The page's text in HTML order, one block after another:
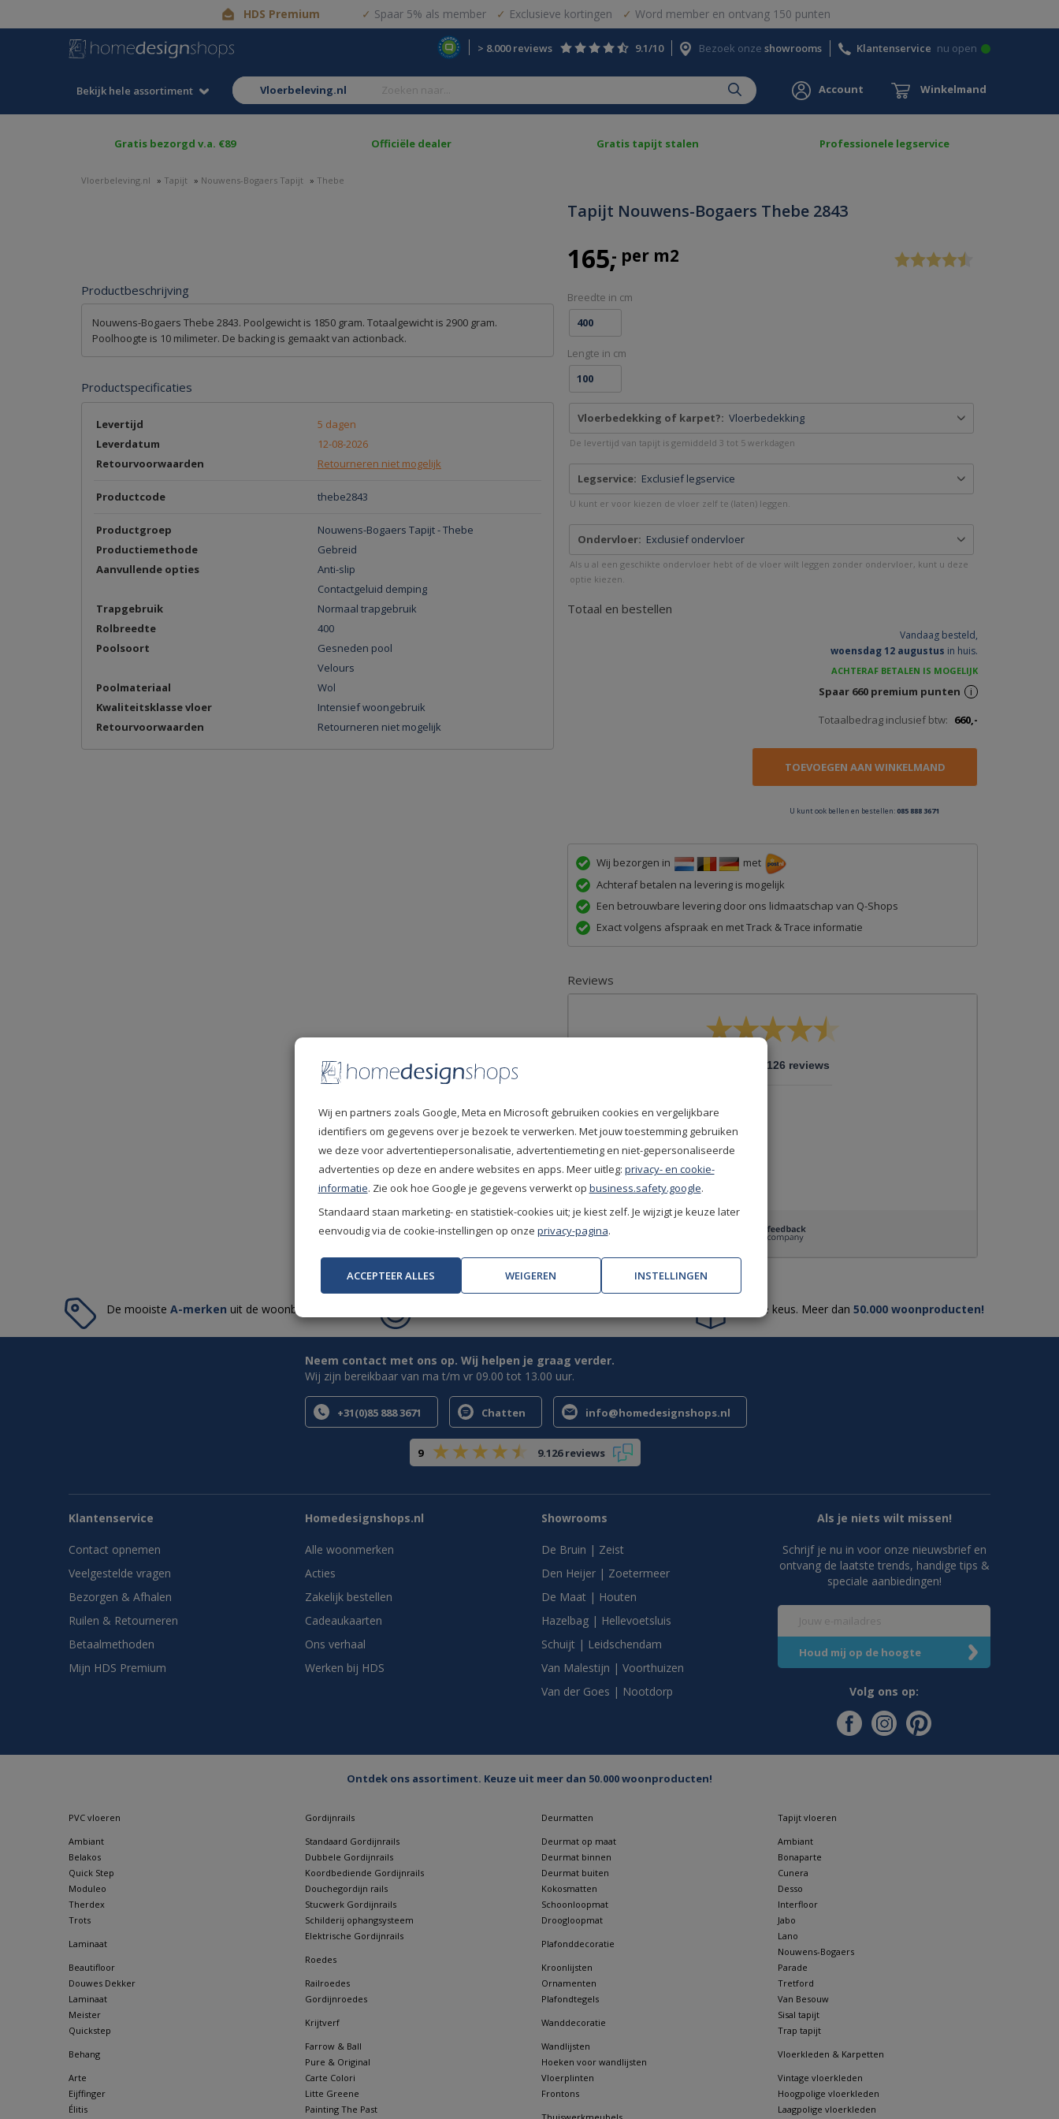
HDS Premium Spaar 5% als member Exclusieve kortingen Word member en ontvang 150 punten
> 8.000 reviews 9.1/10 Bezoek onze showrooms Klantenservice nu open
Bekijk hele assortiment vloerbeleving.nl Account Winkelmand
Gratis bezorgd v.a. €89 Officiële dealer Gratis tapijt stalen Professionele legservice
Vloerbeleving.nl » Tapijt » Nouwens-Bogaers Tapijt » Thebe
Tapijt Nouwens-Bogaers Thebe 2843
Productbeschrijving
Nouwens-Bogaers Thebe 2843. Poolgewicht is 1850 gram. Totaalgewicht is 2900 gram.
Poolhoogte is 10 milimeter. De backing is gemaakt van actionback.
Productspecificaties
Levertijd
5 dagen
Leverdatum
12-08-2026
Retourvoorwaarden
Retourneren niet mogelijk
Productcode thebe2843
Productgroep
Nouwens-Bogaers Tapijt - Thebe
Productiemethode
Gebreid
Aanvullende opties
Anti-slip
Contactgeluid demping
Trapgebruik
Normaal trapgebruik
Rolbreedte
400
Poolsoort
Gesneden pool
Velours
Poolmateriaal
Wol
Kwaliteitsklasse vloer
Intensief woongebruik
Retourvoorwaarden
Retourneren niet mogelijk
165- per m2
Breedte in cm
Lengte in cm
Vloerbedekking of karpet?: Vloerbedekking
De levertijd van tapijt is gemiddeld 3 tot 5 werkdagen
Legservice: Exclusief legservice
U kunt er voor kiezen de vloer zelf te (laten) leggen.
Ondervloer: Exclusief ondervloer
Als u al een geschikte ondervloer hebt of de vloer wilt leggen zonder ondervloer, kunt u deze
optie kiezen.
Totaal en bestellen
Vandaag besteld,
woensdag 12 augustus in huis.
ACHTERAF BETALEN IS MOGELIJK
Spaar 660 premium punten i
Totaalbedrag inclusief btw: 660,-
U kunt ook bellen en bestellen:085 888 3671
Wij bezorgen in
met
Achteraf betalen na levering is mogelijk
Een betrouwbare levering door ons lidmaatschap van Q-Shops
Exact volgens afspraak en met Track & Trace informatie
Reviews
9.126 reviews
10 / 10 Marij Coolen
Goed
10/10
Scheepsatelier
Soepel
De mooiste A-merken uit de woonbranche. Ruime keus. Meer dan 50.000 woonproducten!
Neem contact met ons op. Wij helpen je graag verder.
Wij zijn bereikbaar van ma t/m vr 09.00 tot 13.00 uur.
+31(0)85 888 3671 Chatten info@homedesignshops.nl
9 9.126 reviews
Klantenservice
Contact opnemen
Veelgestelde vragen
Bezorgen & Afhalen
Ruilen & Retourneren
Betaalmethoden
Mijn HDS Premium
Homedesignshops.nl
Alle woonmerken
Acties
Zakelijk bestellen
Cadeaukaarten
Ons verhaal
Werken bij HDS
Showrooms
De Bruin | Zeist
Den Heijer | Zoetermeer
De Maat | Houten
Hazelbag | Hellevoetsluis
Schuijt | Leidschendam
Van Malestijn | Voorthuizen
Van der Goes | Nootdorp
Als je niets wilt missen!
Schrijf je nu in voor onze nieuwsbrief en
ontvang de laatste trends, handige tips &
speciale aanbiedingen!
Volg ons op:
Ontdek ons assortiment. Keuze uit meer dan 50.000 woonproducten!
PVC vloeren
Ambiant
Belakos
Quick Step
Moduleo
Therdex
Trots
Laminaat
Beautifloor
Douwes Dekker
Laminaat
Meister
Quickstep
Behang
Arte
Eijffinger
Élitis
Gordijnrails
Standaard Gordijnrails
Dubbele Gordijnrails
Koordbediende Gordijnrails
Douchegordijn rails
Stucwerk Gordijnrails
Schilderij ophangsysteem
Elektrische Gordijnrails
Roedes
Railroedes
Gordijnroedes
Krijtverf
Farrow & Ball
Pure & Original
Carte Colori
Litte Greene
Painting The Past
Deurmatten
Deurmat op maat
Deurmat binnen
Deurmat buiten
Kokosmatten
Schoonloopmat
Droogloopmat
Plafonddecoratie
Kroonlijsten
Ornamenten
Plafondtegels
Wanddecoratie
Wandlijsten
Hoeken voor wandlijsten
Vloerplinten
Frontons
Tapijt vloeren
Ambiant
Bonaparte
Cunera
Desso
Interfloor
Jabo
Lano
Nouwens-Bogaers
Parade
Tretford
Van Besouw
Sisal tapijt
Trap tapijt
Vloerkleden & Karpetten
Vintage vloerkleden
Hoogpolige vloerkleden
Laagpolige vloerkleden
Wij en partners zoals Google, Meta en Microsoft gebruiken cookies en vergelijkbare
identifiers om gegevens over je bezoek te verwerken. Met jouw toestemming gebruiken
we deze voor advertentiepersonalisatie, advertentiemeting en niet-gepersonaliseerde
advertenties op deze en andere websites en apps. Meer uitleg: privacy- en cookie-
informatie. Zie ook hoe Google je gegevens verwerkt op business.safety.google.
Standaard staan marketing- en statistiek-cookies uit; je kiest zelf. Je wijzigt je keuze later
eenvoudig via de cookie-instellingen op onze privacy-pagina.
ACCEPTEER ALLES WEIGEREN INSTELLINGEN